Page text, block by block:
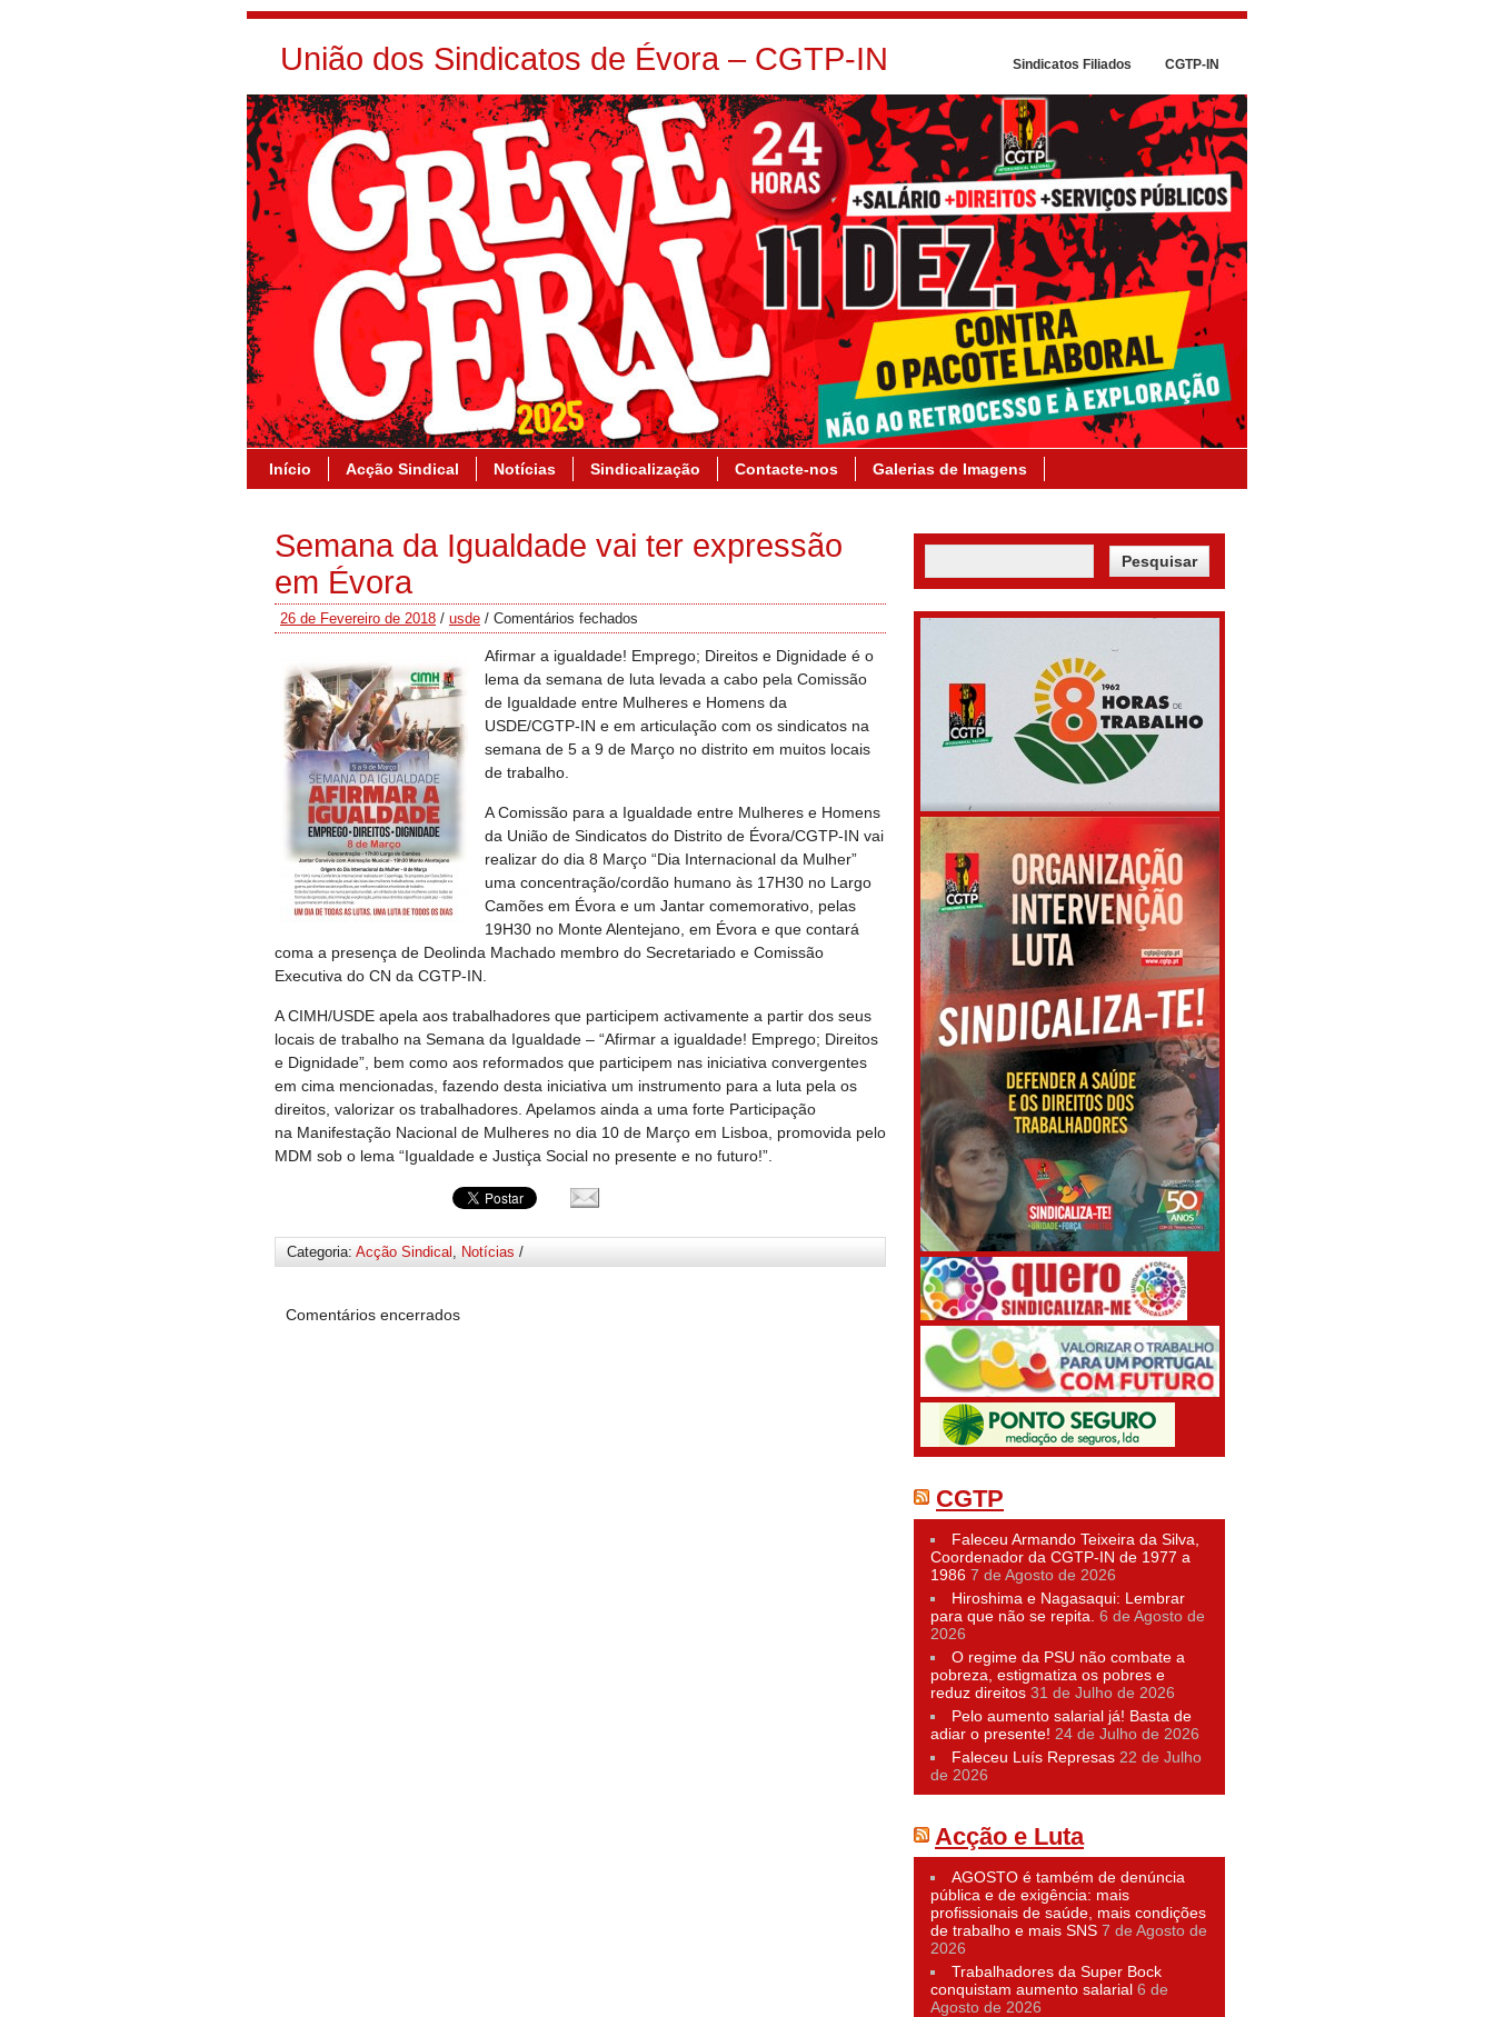
União dos Sindicatos de Évora – CGTP-IN Sindicatos Filiados CGTP-IN
Início Acção Sindical Notícias Sindicalização Contacte-nos Galerias de Imagens
Semana da Igualdade vai ter expressão
em Évora
26 de Fevereiro de 2018 / usde / Comentários fechados
Afirmar a igualdade! Emprego; Direitos e Dignidade é o
lema da semana de luta levada a cabo pela Comissão
de Igualdade entre Mulheres e Homens da
USDE/CGTP-IN e em articulação com os sindicatos na
semana de 5 a 9 de Março no distrito em muitos locais
de trabalho.
A Comissão para a Igualdade entre Mulheres e Homens
da União de Sindicatos do Distrito de Évora/CGTP-IN vai
realizar do dia 8 Março “Dia Internacional da Mulher”
uma concentração/cordão humano às 17H30 no Largo
Camões em Évora e um Jantar comemorativo, pelas
19H30 no Monte Alentejano, em Évora e que contará
coma a presença de Deolinda Machado membro do Secretariado e Comissão
Executiva do CN da CGTP-IN.
A CIMH/USDE apela aos trabalhadores que participem activamente a partir dos seus
locais de trabalho na Semana da Igualdade – “Afirmar a igualdade! Emprego; Direitos
e Dignidade”, bem como aos reformados que participem nas iniciativa convergentes
em cima mencionadas, fazendo desta iniciativa um instrumento para a luta pela os
direitos, valorizar os trabalhadores. Apelamos ainda a uma forte Participação
na Manifestação Nacional de Mulheres no dia 10 de Março em Lisboa, promovida pelo
MDM sob o lema “Igualdade e Justiça Social no presente e no futuro!”.
Categoria: Acção Sindical , Notícias /
Comentários encerrados
CGTP
Faleceu Armando Teixeira da Silva,
Coordenador da CGTP-IN de 1977 a
1986 7 de Agosto de 2026
Hiroshima e Nagasaqui: Lembrar
para que não se repita. 6 de Agosto de
2026
O regime da PSU não combate a
pobreza, estigmatiza os pobres e
reduz direitos 31 de Julho de 2026
Pelo aumento salarial já! Basta de
adiar o presente! 24 de Julho de 2026
Faleceu Luís Represas 22 de Julho
de 2026
Acção e Luta
AGOSTO é também de denúncia
pública e de exigência: mais
profissionais de saúde, mais condições
de trabalho e mais SNS 7 de Agosto de
2026
Trabalhadores da Super Bock
conquistam aumento salarial 6 de
Agosto de 2026